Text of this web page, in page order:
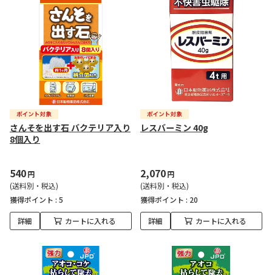
さんそを出す石 バクテリア入り
8個入り
540円
(送料別・税込)
獲得ポイント : 5
詳細 カートに入れる
レスバーミン 40g
2,070円
(送料別・税込)
獲得ポイント : 20
詳細 カートに入れる